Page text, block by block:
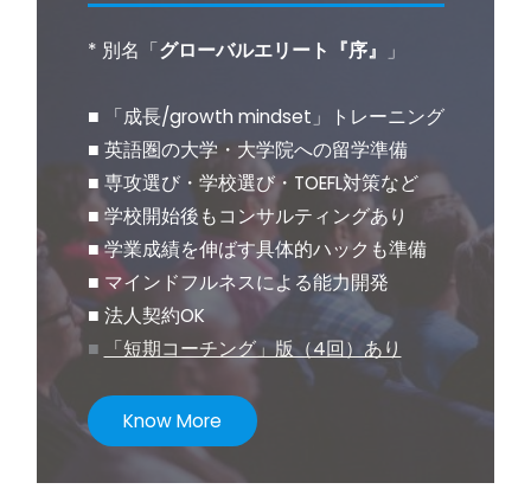
* 別名「グローバルエリート『序』 」
■ 「成長/growth mindset」トレーニング
■ 英語圏の大学・大学院への留学準備
■ 専攻選び・学校選び・TOEFL対策など
■ 学校開始後もコンサルティングあり
■ 学業成績を伸ばす具体的ハックも準備
■ マインドフルネスによる能力開発
■ 法人契約OK
■
「短期コーチング」版（4回）あり
Know More